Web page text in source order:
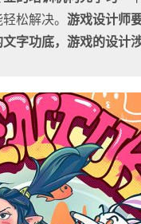
松解决。 游戏设计师
字功底，游戏的设计